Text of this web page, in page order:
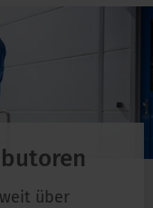
über